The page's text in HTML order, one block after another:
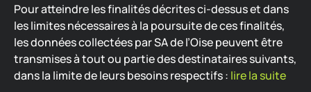
Pour atteindre les finalités décrites ci-dessus et dans
les limites nécessaires à la poursuite de ces finalités,
les données collectées par SA de l’Oise peuvent être
transmises à tout ou partie des destinataires suivants,
dans la limite de leurs besoins respectifs : lire la suite